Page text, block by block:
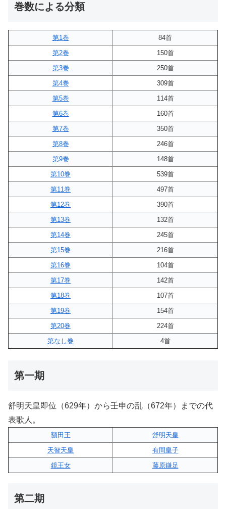
巻数による分類
第1巻
84首
第2巻
150首
第3巻
250首
第4巻
309首
第5巻
114首
第6巻
160首
第7巻
350首
第8巻
246首
第9巻
148首
第10巻
539首
第11巻
497首
第12巻
390首
第13巻
132首
第14巻
245首
第15巻
216首
第16巻
104首
第17巻
142首
第18巻
107首
第19巻
154首
第20巻
224首
第なし巻
4首
第一期
舒明天皇即位（629年）から壬申の乱（672年）までの代
表歌人。
額田王
舒明天皇
天智天皇
有間皇子
鏡王女
藤原鎌足
第二期